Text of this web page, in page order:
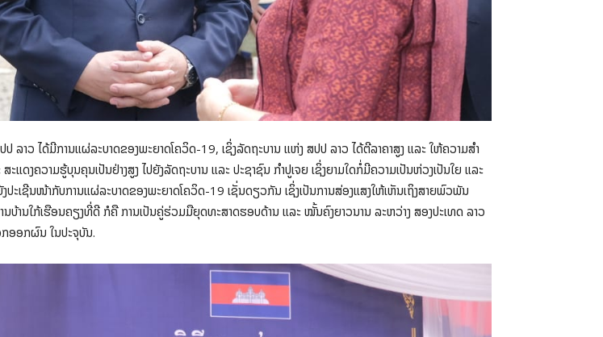
ລາວ ໄດ້ມີການແຜ່ລະບາດຂອງພະຍາດໂຄວິດ-19, ເຊິ່ງລັດຖະບານ ແຫ່ງ ສປປ ລາວ ໄດ້ຕີລາຄາສູງ ແລະ ໃຫ້ຄວາມສໍາ
ດງຄວາມຮູ້ບຸນຄຸນເປັນຢ່າງສູງ ໄປຍັງລັດຖະບານ ແລະ ປະຊາຊົນ ກໍາປູເຈຍ ເຊິ່ງຍາມໃດກໍ່ມີຄວາມເປັນຫ່ວງເປັນໃຍ ແລະ
ປະເຊີນໜ້າກັບການແຜ່ລະບາດຂອງພະຍາດໂຄວິດ-19 ເຊັ່ນດຽວກັນ ເຊິ່ງເປັນການສ່ອງແສງໃຫ້ເຫັນເຖິງສາຍພົວພັນ
ບ້ານໃກ້ເຮືອນຄຽງທີ່ດີ ກໍຄື ການເປັນຄູ່ຮ່ວມມືຍຸດທະສາດຮອບດ້ານ ແລະ ໝັ້ນຄົງຍາວນານ ລະຫວ່າງ ສອງປະເທດ ລາວ
ອອກຜົນ ໃນປະຈຸບັນ.